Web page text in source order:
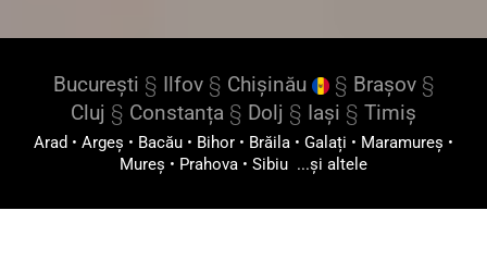
București § Ilfov§ Chișinău § Brașov§
Cluj § Constanța § Dolj § Iași § Timiș
Arad • Argeș • Bacău • Bihor • Brăila • Galați • Maramureș •
Mureș • Prahova • Sibiu ...și altele